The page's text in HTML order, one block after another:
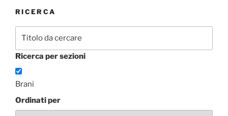
RICERCA
Ricerca per sezioni
Brani
Ordinati per